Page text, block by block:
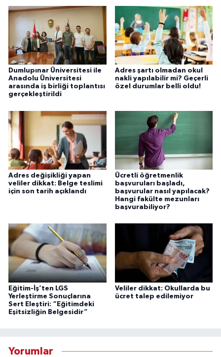
Dumlupınar Üniversitesi ile
Anadolu Üniversitesi
arasında iş birliği toplantısı
gerçekleştirildi
Adres şartı olmadan okul
nakli yapılabilir mi? Geçerli
özel durumlar belli oldu!
Adres değişikliği yapan
veliler dikkat: Belge teslimi
için son tarih açıklandı
Ücretli öğretmenlik
başvuruları başladı,
başvurular nasıl yapılacak?
Hangi fakülte mezunları
başvurabiliyor?
Eğitim-İş’ten LGS
Yerleştirme Sonuçlarına
Sert Eleştiri: “Eğitimdeki
Eşitsizliğin Belgesidir”
Veliler dikkat: Okullarda bu
ücret talep edilemiyor
Yorumlar